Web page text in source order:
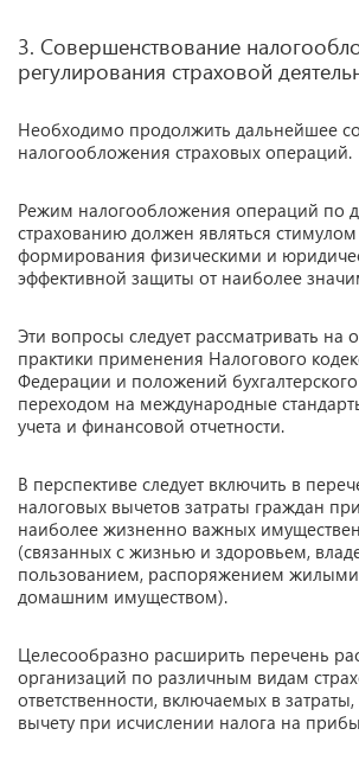
3. Совершенствование
регулирования страховой
Необходимо продолжить дальнейшее
налогообложения страховых операций.
Режим налогообложения операций по
страхованию должен являться стимулом
формирования физическими и
эффективной защиты от наиболее
Эти вопросы следует рассматривать на
практики применения Налогового
Федерации и положений бухгалтерского
переходом на международные
учета и финансовой отчетности.
В перспективе следует включить в
налоговых вычетов затраты граждан
наиболее жизненно важных
(связанных с жизнью и здоровьем,
пользованием, распоряжением
домашним имуществом).
Целесообразно расширить перечень
организаций по различным видам
ответственности, включаемых в
вычету при исчислении налога на